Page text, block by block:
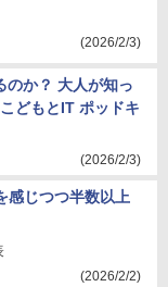
(2026/2/3)
か？ 大人が知っ
どもとIT ポッドキ
(2026/2/3)
感じつつ半数以上
(2026/2/2)